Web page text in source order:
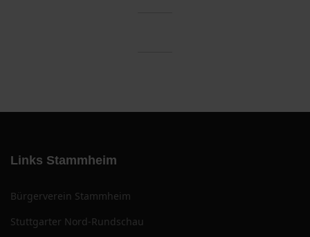
Links Stammheim
Bürgerverein Stammheim
Stuttgarter Nord-Rundschau